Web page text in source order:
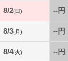
8/2(日) --円
8/3(月) --円
8/4(火) --円